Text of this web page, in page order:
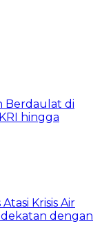
Berdaulat di
hingga
Krisis Air
dengan